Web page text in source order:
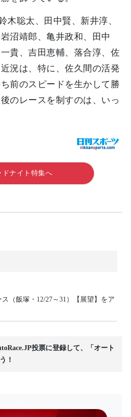
木聡太、田中賢、新井淳、
沼靖郎、亀井政和、田中
貴、吉田恵輔、落合淳、佐
況は、特に、佐久間の活発
前のスピードを生かして勝
のレースを制すのは、いっ
ドナイト特集へ
（飯塚・12/27～31）【展望】をア
投票に登録して、「オート
！